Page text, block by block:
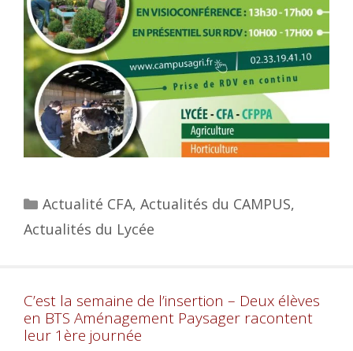
Actualité CFA, Actualités du CAMPUS,
Actualités du Lycée
C’est la semaine de l’insertion – Deux élèves
en BTS Aménagement Paysager racontent
leur 1ère journée